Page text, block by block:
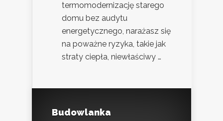
termomodernizację starego
domu bez audytu
energetycznego, narażasz się
na poważne ryzyka, takie jak
straty ciepła, niewłaściwy …
Budowlanka